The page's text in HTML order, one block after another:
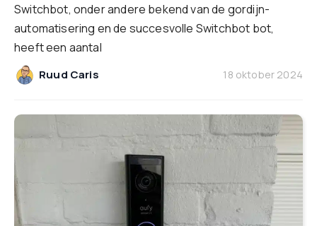
Switchbot, onder andere bekend van de gordijn-
automatisering en de succesvolle Switchbot bot,
heeft een aantal
Ruud Caris 18 oktober 2024